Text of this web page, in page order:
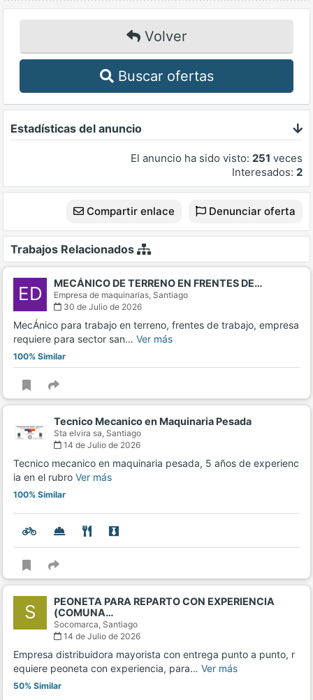
Volver
Buscar ofertas
Estadísticas del anuncio
El anuncio ha sido visto: 251 veces
Interesados: 2
Compartir enlace Denunciar oferta
Trabajos Relacionados
ED MECÁNICO DE TERRENO EN FRENTES DE…
Empresa de maquinarias, Santiago
30 de Julio de 2026
MecÁnico para trabajo en terreno, frentes de trabajo, empresa
requiere para sector san… Ver más
100% Similar
Tecnico Mecanico en Maquinaria Pesada
Sta elvira sa, Santiago
14 de Julio de 2026
Tecnico mecanico en maquinaria pesada, 5 años de experienc
ia en el rubro Ver más
100% Similar
S
PEONETA PARA REPARTO CON EXPERIENCIA
(COMUNA…
Socomarca, Santiago
14 de Julio de 2026
Empresa distribuidora mayorista con entrega punto a punto, r
equiere peoneta con experiencia, para… Ver más
50% Similar